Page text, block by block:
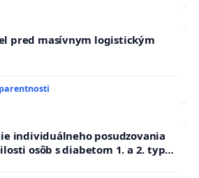
pred masívnym logistickým
individuálneho posudzovania
osôb s diabetom 1. a 2. typu
zboru SR